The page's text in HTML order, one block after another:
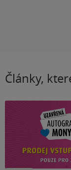
Články,